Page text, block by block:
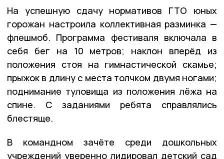
На успешную сдачу нормативов ГТО юных
горожан настроила коллективная разминка —
флешмоб. Программа фестиваля включала в
себя бег на 10 метров; наклон вперёд из
положения стоя на гимнастической скамье;
прыжок в длину с места толчком двумя ногами;
поднимание туловища из положения лёжа на
спине. С заданиями ребята справлялись
блестяще.
В командном зачёте среди дошкольных
учреждений уверенно лидировал детский сад